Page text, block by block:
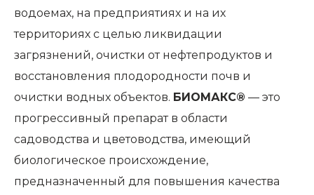
водоемах, на предприятиях и на их
территориях с целью ликвидации
загрязнений, очистки от нефтепродуктов и
восстановления плодородности почв и
очистки водных объектов. БИОМАКС® — это
прогрессивный препарат в области
садоводства и цветоводства, имеющий
биологическое происхождение,
предназначенный для повышения качества